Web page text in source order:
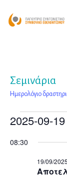
Σεμινάρια
Ημερολόγιο
2025-09-19
08:30
19/09/